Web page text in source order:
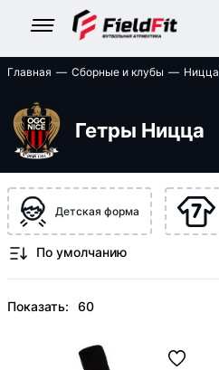
Главная Сборные и клубы Ницца
Гетры Ницца
Детская форма
Показать: